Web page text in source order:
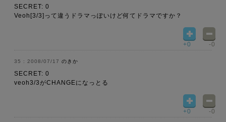
SECRET: 0
Veoh[3/3]って違うドラマっぽいけど何てドラマですか？
+0 -0
2008/07/17 のきか
SECRET: 0
veoh3/3がCHANGEになっとる
+0 -0